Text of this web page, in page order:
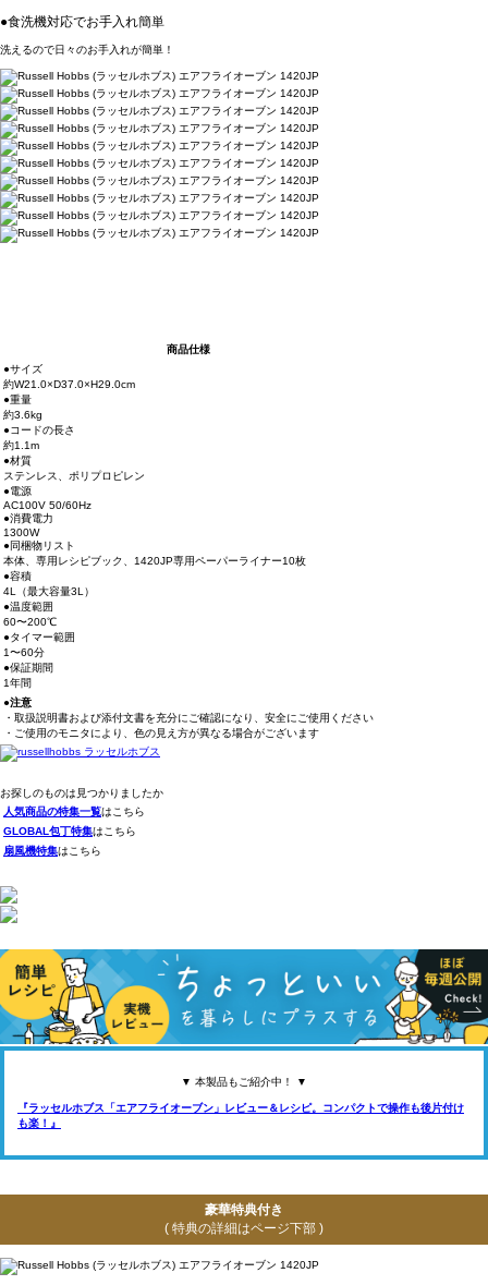
●食洗機対応でお手入れ簡単
洗えるので日々のお手入れが簡単！
商品仕様
●サイズ
約W21.0×D37.0×H29.0cm
●重量
約3.6kg
●コードの長さ
約1.1m
●材質
ステンレス、ポリプロピレン
●電源
AC100V 50/60Hz
●消費電力
1300W
●同梱物リスト
本体、専用レシピブック、1420JP専用ペーパーライナー10枚
●容積
4L（最大容量3L）
●温度範囲
60〜200℃
●タイマー範囲
1〜60分
●保証期間
1年間
●注意
・取扱説明書および添付文書を充分にご確認になり、安全にご使用ください
・ご使用のモニタにより、色の見え方が異なる場合がございます
お探しのものは見つかりましたか
人気商品の特集一覧はこちら
GLOBAL包丁特集はこちら
扇風機特集はこちら
▼ 本製品もご紹介中！ ▼
『ラッセルホブス「エアフライオーブン」レビュー＆レシピ。コンパクトで操作も後片付け
も楽！』
豪華特典付き
( 特典の詳細はページ下部 )